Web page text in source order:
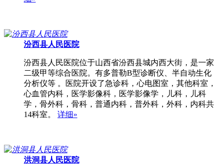
汾西县人民医院
汾西县人民医院位于山西省汾西县城内西大街，是一家
二级甲等综合医院。有多普勒B型诊断仪、半自动生化
分析仪等 。医院开设了急诊科，心电图室，其他科室，
心血管内科，医学影像科，医学影像学，儿科，儿科
学，骨外科，骨科，普通内科，普外科，外科，内科共
14科室。 详细»
洪洞县人民医院